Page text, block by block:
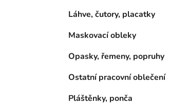
Láhve, čutory, placatky
Maskovací obleky
Opasky, řemeny, popruhy
Ostatní pracovní oblečení
Pláštěnky, ponča